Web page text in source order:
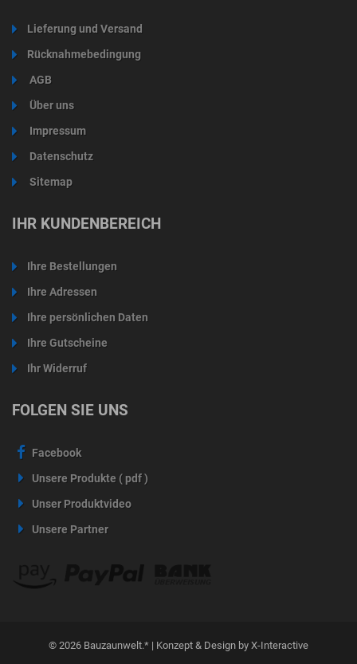
Lieferung und Versand
Rücknahmebedingung
AGB
Über uns
Impressum
Datenschutz
Sitemap
© 2026 Bauzaunwelt.* | Konzept & Design by X-Interactive
IHR KUNDENBEREICH
Ihre Bestellungen
Ihre Adressen
Ihre persönlichen Daten
Ihre Gutscheine
Ihr Widerruf
FOLGEN SIE UNS
Facebook
Unsere Produkte ( pdf )
Unser Produktvideo
Unsere Partner